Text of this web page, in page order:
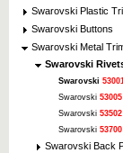
Swarovski Plastic
Swarovski Buttons
Swarovski Metal
Swarovski
Swarovski
Swarovski 53005
Swarovski 53502
Swarovski 53700
Swarovski Back